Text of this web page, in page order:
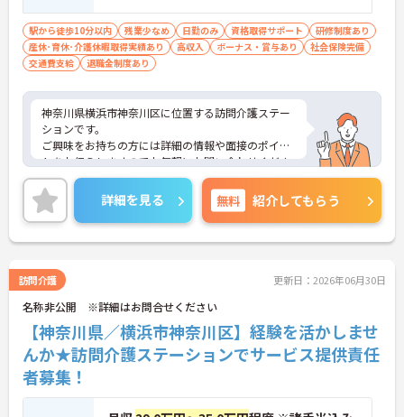
スを軽減できます】
・記録票の提出やシフト確認をすべてスマートフォ
ンで行えるため、手書きの書類作成や事業所への移
動の手間が省けケア業務に集中できます
・定期的な面談を通じて上司がフォローする体制が
あり、訪問介護でありながら孤立することなくチー
ムの支援を受けながら業務に取り組めます
駅から徒歩10分以内 残業少なめ 日勤のみ 資格取得サポート
研修制度あり
産休･育休･介護休暇取得実績あり
高収入 ボーナス・賞与あり
社会保険完備
交通費支給
退職金制度あり
神奈川県横浜市神奈川区に位置する訪問介護ステー
ションです。
ご興味をお持ちの方には詳細の情報や面接のポイン
トをお伝えしますのでお気軽にお問い合わせくださ
いませ。
詳細を見る 無料 紹介してもらう
訪問介護 更新日：2026年06月30日
名称非公開 ※詳細はお問合せください
【神奈川県／横浜市神奈川区】経験を活かしませ
んか★訪問介護ステーションでサービス提供責任
者募集！